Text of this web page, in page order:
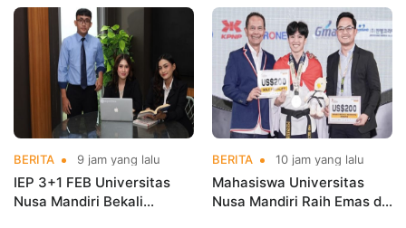
BERITA 9 jam yang lalu
IEP 3+1 FEB Universitas
Nusa Mandiri Bekali
BERITA 10 jam yang lalu
Mahasiswa Universitas
Nusa Mandiri Raih Emas di